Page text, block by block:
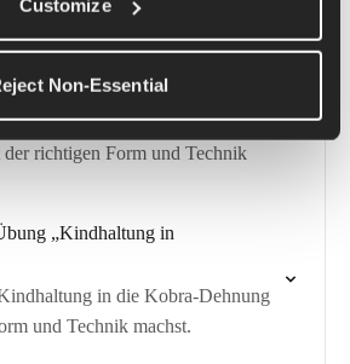
Customize
Non-Essential
und Technik machst.
herabschauenden Hund in die
Hund in die
richtigen Form und Technik
„Kindhaltung in
in die Kobra-Dehnung
und Technik machst.